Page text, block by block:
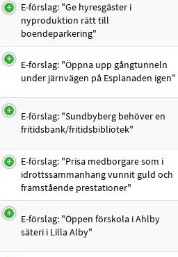
E-förslag: "Ge hyresgäster i
nyproduktion rätt till
boendeparkering"
E-förslag: "Öppna upp gångtunneln
under järnvägen på Esplanaden igen"
E-förslag: "Sundbyberg behöver en
fritidsbank/fritidsbibliotek"
E-förslag: "Prisa medborgare som i
idrottssammanhang vunnit guld och
framstående prestationer"
E-förslag: "Öppen förskola i Ahlby
säteri i Lilla Alby"